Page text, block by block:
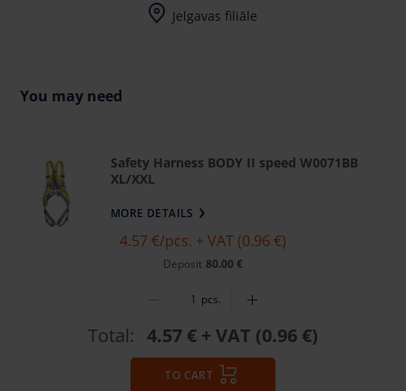
Jelgavas filiāle
You may need
Safety Harness BODY II speed W0071BB
XL/XXL
MORE DETAILS
4.57 €/pcs. + VAT (0.96 €)
Deposit 80.00 €
pcs.
Total: 4.57 € + VAT (0.96 €)
TO CART